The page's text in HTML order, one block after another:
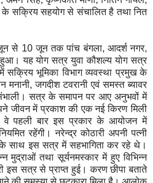
के सक्रिय सहयोग से संचालित है तथा नित
से 10 जून तक पांच बंगला, आदर्श नगर,
यह योग सत्र युवा कौशल्य योग सत्र
भूमिका विभाग व्यवस्था प्रमुख के
मनानी, जगदीश टवरानी एवं समस्त ब्यावर
सत्र के समापन पर आए अनुभवों में
जीवन में प्रकाश की एक नई किरण मिली
वे पहली बार इस प्रकार के आयोजन में
रहेंगी। नरेन्द्र कोठारी अपनी पत्नी
साथ इस सत्र में सहभागिता कर रहे थे।
मुद्राओं तथा सूर्यनमस्कार में हुए विभिन्न
इस सत्र से प्राप्त हुई। करण छीपा बताते